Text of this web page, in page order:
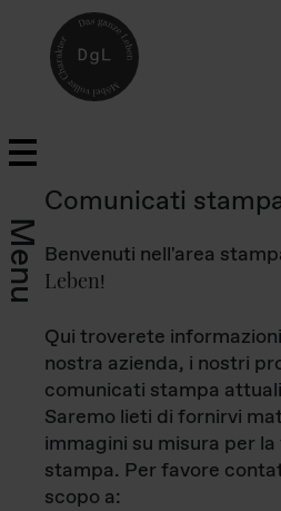
Menu
Comunicati
Benvenuti nell'area
Leben!
Qui troverete
nostra azienda, i nostri
comunicati stampa
Saremo lieti di fornirvi
immagini su misura per
stampa. Per favore
scopo a: